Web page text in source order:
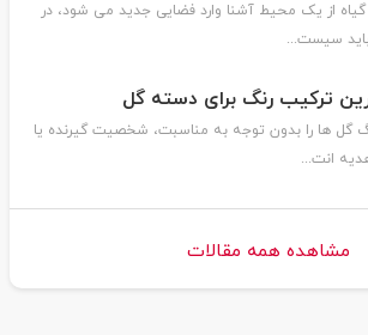
از یک محیط آشنا وارد فضایی جدید می شود، در
سیست...
ترکیب رنگ برای دسته گل
گل ها را بدون توجه به مناسبت، شخصیت گیرنده یا
انت...
مشاهده همه مقالات